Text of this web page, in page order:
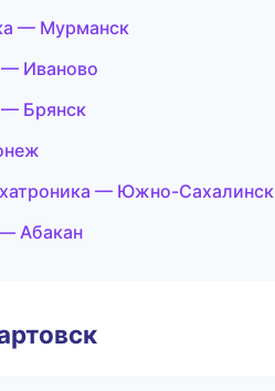
— Мурманск
— Иваново
— Брянск
— Южно-Сахалинск
Абакан